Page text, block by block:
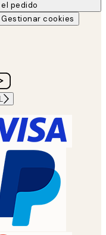
el pedido
Gestionar cookies